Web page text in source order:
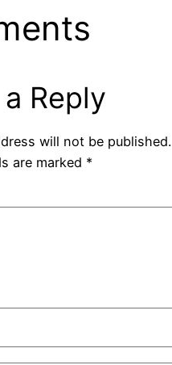
Reply
will not be published.
are marked *